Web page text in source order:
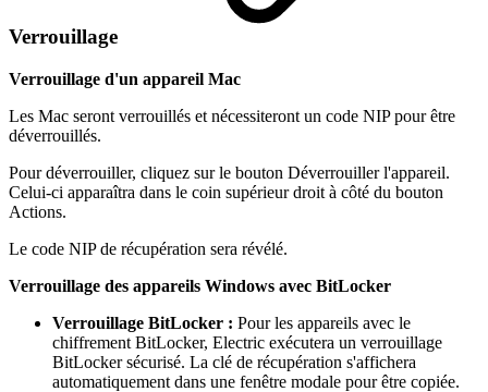
Verrouillage
Verrouillage d'un appareil Mac
Les Mac seront verrouillés et nécessiteront un code NIP pour être
déverrouillés.
Pour déverrouiller, cliquez sur le bouton Déverrouiller l'appareil.
Celui-ci apparaîtra dans le coin supérieur droit à côté du bouton
Actions.
Le code NIP de récupération sera révélé.
Verrouillage des appareils Windows avec BitLocker
Verrouillage BitLocker : Pour les appareils avec le
chiffrement BitLocker, Electric exécutera un verrouillage
BitLocker sécurisé. La clé de récupération s'affichera
automatiquement dans une fenêtre modale pour être copiée.